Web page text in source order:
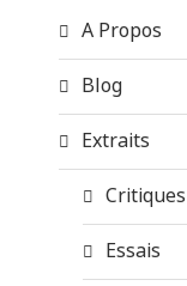
A Propos
Blog
Extraits
Critiques
Essais